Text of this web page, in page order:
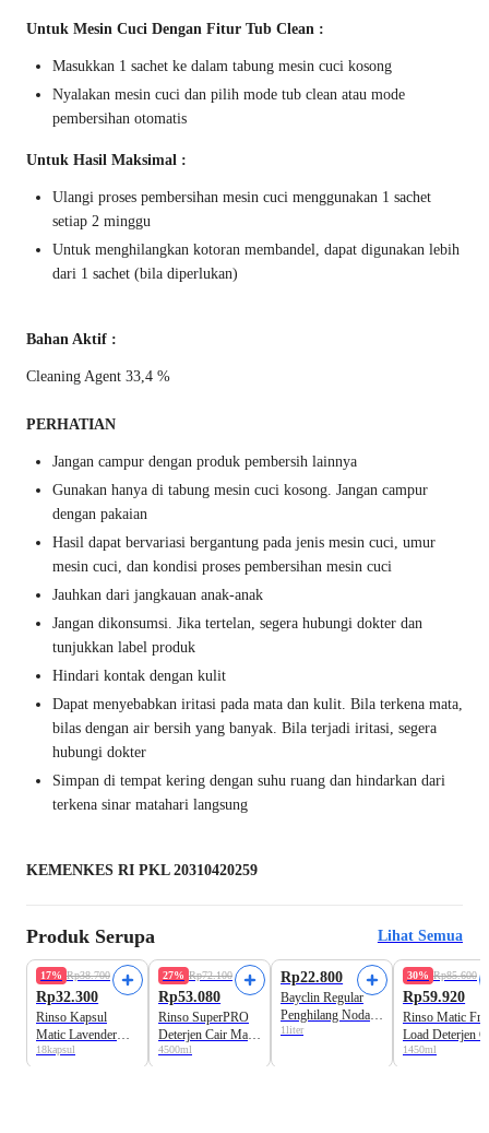
Untuk Mesin Cuci Dengan Fitur Tub Clean :
Masukkan 1 sachet ke dalam tabung mesin cuci kosong
Nyalakan mesin cuci dan pilih mode tub clean atau mode
pembersihan otomatis
Untuk Hasil Maksimal :
Ulangi proses pembersihan mesin cuci menggunakan 1 sachet
setiap 2 minggu
Untuk menghilangkan kotoran membandel, dapat digunakan lebih
dari 1 sachet (bila diperlukan)
Bahan Aktif :
Cleaning Agent 33,4 %
PERHATIAN
Jangan campur dengan produk pembersih lainnya
Gunakan hanya di tabung mesin cuci kosong. Jangan campur
dengan pakaian
Hasil dapat bervariasi bergantung pada jenis mesin cuci, umur
mesin cuci, dan kondisi proses pembersihan mesin cuci
Jauhkan dari jangkauan anak-anak
Jangan dikonsumsi. Jika tertelan, segera hubungi dokter dan
tunjukkan label produk
Hindari kontak dengan kulit
Dapat menyebabkan iritasi pada mata dan kulit. Bila terkena mata,
bilas dengan air bersih yang banyak. Bila terjadi iritasi, segera
hubungi dokter
Simpan di tempat kering dengan suhu ruang dan hindarkan dari
terkena sinar matahari langsung
KEMENKES RI PKL 20310420259
Produk Serupa Lihat Semua
17% Rp38.700
Rp32.300
Rinso Kapsul
Matic Lavender
Fresh Deterjen Cair
18kapsul
27% Rp72.100
Rp53.080
Rinso SuperPRO
Deterjen Cair Matic
Jerigen
4500ml
Rp22.800
Bayclin Regular
Penghilang Noda
Pakaian
1liter
30% Rp85.600
Rp59.920
Rinso Matic
Load Deterjen
1450ml